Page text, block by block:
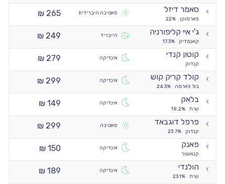
סאמר דיזל
פארמוקן 22%
סאטיבה היברידית
265 ₪
ג'י איי קליפורניה
קאנמדיק 17.3%
הייבריד
249 ₪
קוטון קנדי
קנדוק
אינדיקה
279 ₪
קולד קריק קוש
בול פארמה 24.3%
אינדיקה
299 ₪
בלאק
שיח 18.2%
אינדיקה
149 ₪
פרפל דוגבאד
קנדוק 23.7%
סאטיבה
299 ₪
פאנק
קנאשור
אינדיקה
150 ₪
הולנדי
שיח 23.1%
אינדיקה
189 ₪